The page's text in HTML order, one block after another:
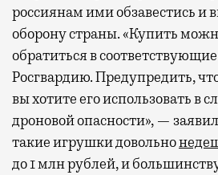
россиянам ими обзавестись и
оборону страны. «Купить
обратиться в
Росгвардию. Предупредить,
вы хотите его использовать в
дроновой опасности», —
такие игрушки довольно
до 1 млн рублей, и